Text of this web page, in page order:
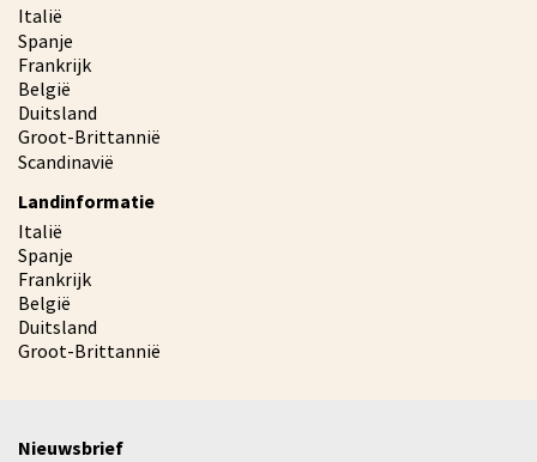
Italië
Spanje
Frankrijk
België
Duitsland
Groot-Brittannië
Scandinavië
Landinformatie
Italië
Spanje
Frankrijk
België
Duitsland
Groot-Brittannië
Nieuwsbrief